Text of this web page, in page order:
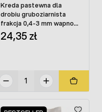
Kreda pastewna dla
drobiu gruboziarnista
frakcja 0,4-3 mm wapno
dla kur 20 kg
24,35 zł